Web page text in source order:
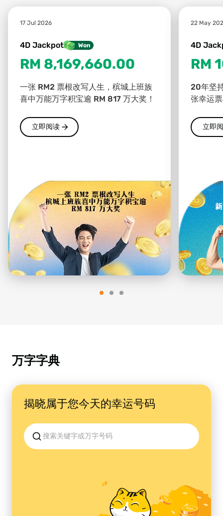
17 Jul 2026
4D Jackpot Won
RM 8,169,660.00
一张 RM2 票根改写人生，槟城上班族
喜中万能万字积宝逾 RM 817 万大奖！
立即阅读
22 May
4D
RM
20年坚
张幸运
立即
万字字典
揭晓属于您今天的幸运号码